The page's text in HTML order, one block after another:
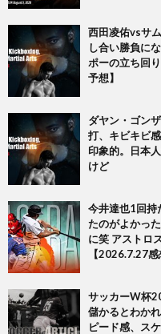
西田凌佑vsサ
し合い勝負に
ポーの立ち回
予想】
ダヤン・ゴン
打、キビキビ
印象的。日本
けど
今井達也1回持
たのがよかっ
に笑 アストロ
【2026.7.27感
サッカーW杯
儲かるとわか
ピード感、ス